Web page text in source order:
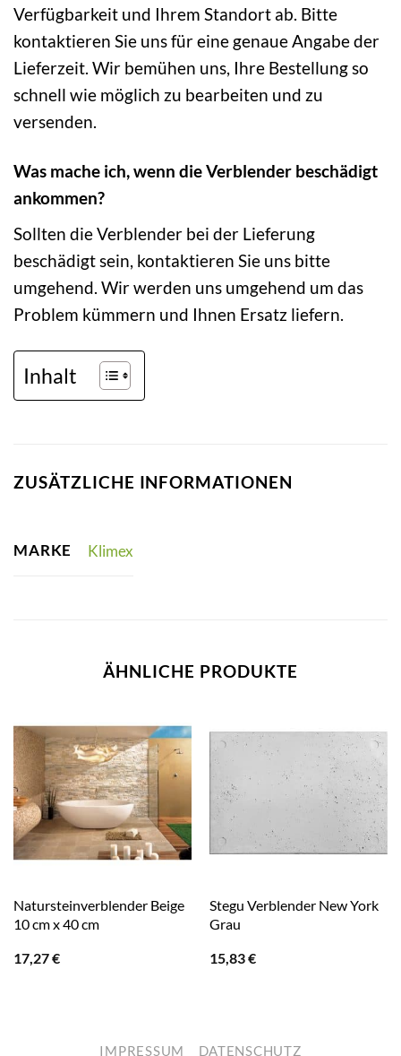
Verfügbarkeit und Ihrem Standort ab. Bitte
kontaktieren Sie uns für eine genaue Angabe der
Lieferzeit. Wir bemühen uns, Ihre Bestellung so
schnell wie möglich zu bearbeiten und zu
versenden.
Was mache ich, wenn die Verblender beschädigt
ankommen?
Sollten die Verblender bei der Lieferung
beschädigt sein, kontaktieren Sie uns bitte
umgehend. Wir werden uns umgehend um das
Problem kümmern und Ihnen Ersatz liefern.
Inhalt
ZUSÄTZLICHE INFORMATIONEN
MARKE Klimex
ÄHNLICHE PRODUKTE
Natursteinverblender Beige
10 cm x 40 cm
17,27€
Stegu Verblender New York
Grau
15,83€
IMPRESSUM DATENSCHUTZ